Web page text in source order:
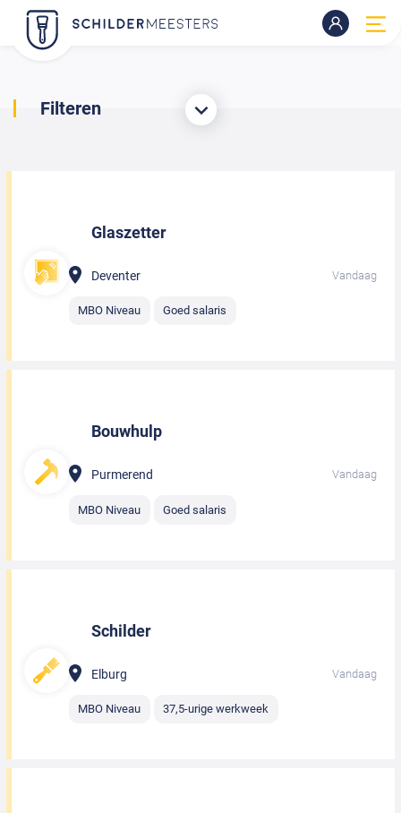
Filteren
Glaszetter
Deventer Vandaag
MBO Niveau Goed salaris
Bouwhulp
Purmerend Vandaag
MBO Niveau Goed salaris
Schilder
Elburg Vandaag
MBO Niveau 37,5-urige werkweek